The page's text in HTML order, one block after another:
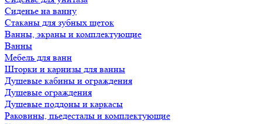
Сиденье на ванну
Стаканы для зубных щеток
Ванны, экраны и комплектующие
Ванны
Мебель для ванн
Шторки и карнизы для ванны
Душевые кабины и ограждения
Душевые ограждения
Душевые поддоны и каркасы
Раковины, пьедесталы и комплектующие